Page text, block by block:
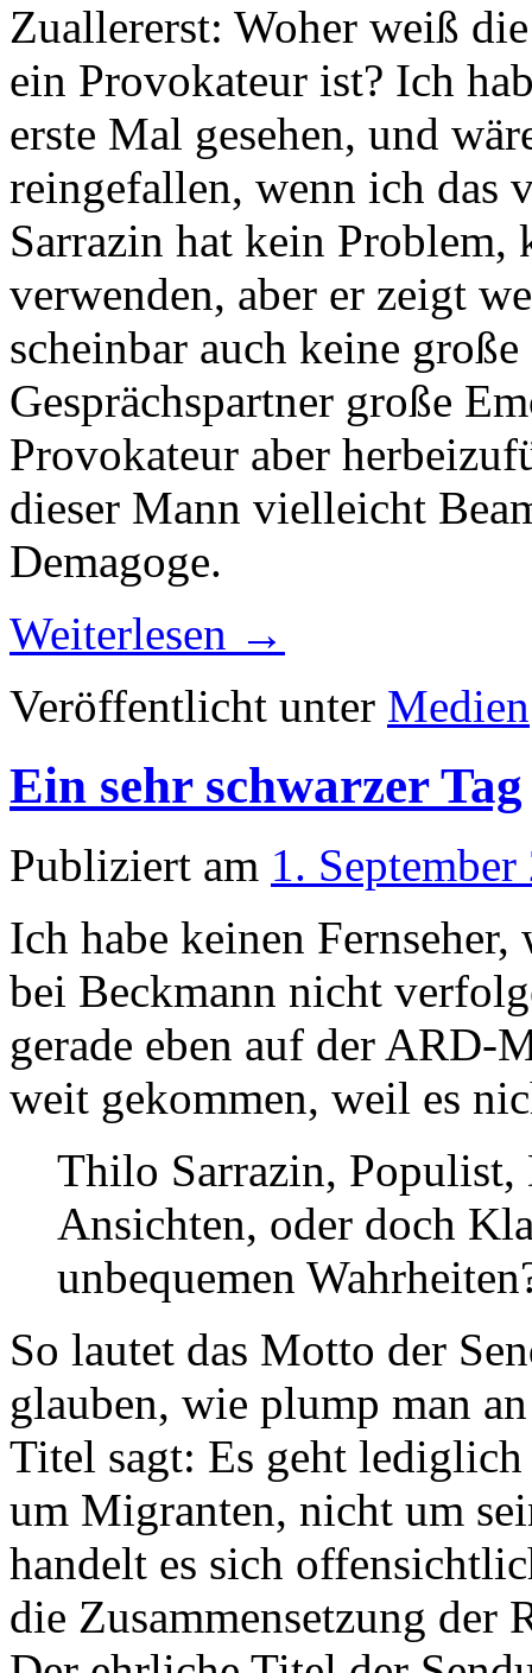
Zuallererst: Woher weiß
ein Provokateur ist? Ich
erste Mal gesehen, und
reingefallen, wenn ich das
Sarrazin hat kein
verwenden, aber er zeigt
scheinbar auch keine
Gesprächspartner große
Provokateur aber
dieser Mann vielleicht
Demagoge.
Weiterlesen →
Veröffentlicht unter Medien
Ein sehr schwarzer Tag
Publiziert am 1.
Ich habe keinen
bei Beckmann nicht
gerade eben auf der ARD-
weit gekommen, weil es
Thilo Sarrazin, Populist,
Ansichten, oder doch
unbequemen
So lautet das Motto der
glauben, wie plump man
Titel sagt: Es geht
um Migranten, nicht um
handelt es sich
die Zusammensetzung der